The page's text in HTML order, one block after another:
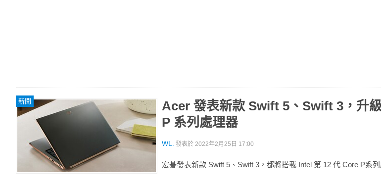
新聞
Acer 發表新款 Swift 5、Swift 3，升
P 系列處理器
WL. 發表於 2022年2月25日 17:00
宏碁發表新款 Swift 5、Swift 3，都將搭載 Intel 第 12 代 Core P系列